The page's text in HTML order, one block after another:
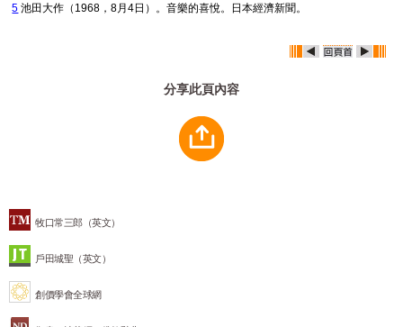
牧口常三郎（英文）
戶田城聖（英文）
創價學會全球網
5 池田大作（1968，8月4日）。音樂的喜悅。 日本經濟新聞。
分享此頁內容